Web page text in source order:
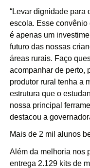
“Levar dignidade para
escola. Esse
é apenas um
futuro das nossas
áreas rurais. Faço
acompanhar de perto,
produtor rural tenha a
estrutura que o
nossa principal
destacou a
Mais de 2 mil alunos
Além da melhoria nos
entrega 2.129 kits de